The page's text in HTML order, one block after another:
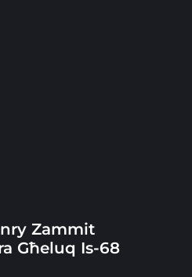
Zammit
Għeluq Is-68